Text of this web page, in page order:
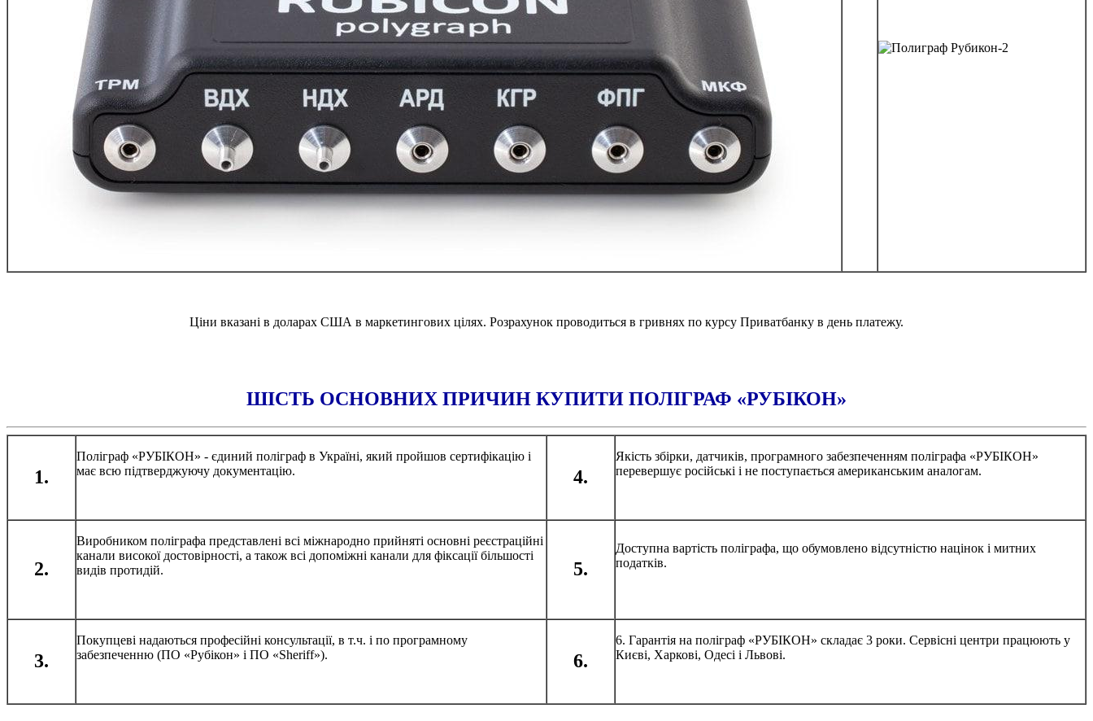
Ціни вказані в доларах США в маркетингових цілях. Розрахунок проводиться в гривнях по курсу Приватбанку в день платежу.
ШІСТЬ ОСНОВНИХ ПРИЧИН КУПИТИ ПОЛІГРАФ «РУБІКОН»
1.
Поліграф «РУБІКОН» - єдиний поліграф в Україні, який пройшов сертифікацію і
має всю підтверджуючу документацію.
4.
Якість збірки, датчиків, програмного забезпеченням поліграфа «РУБІКОН»
перевершує російські і не поступається американським аналогам.
2.
Виробником поліграфа представлені всі міжнародно прийняті основні реєстраційні
канали високої достовірності, а також всі допоміжні канали для фіксації більшості
видів протидій.
5.
Доступна вартість поліграфа, що обумовлено відсутністю націнок і митних
податків.
3.
Покупцеві надаються професійні консультації, в т.ч. і по програмному
забезпеченню (ПО «Рубікон» і ПО «Sheriff»).
6.
6. Гарантія на поліграф «РУБІКОН» складає 3 роки. Сервісні центри працюють у
Києві, Харкові, Одесі і Львові.